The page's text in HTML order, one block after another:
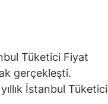
Tüketici Fiyat
gerçekleşti.
İstanbul Tüketici